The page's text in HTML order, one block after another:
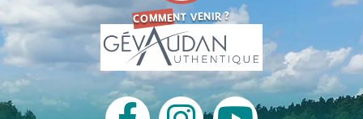
COMMENT VENIR ?